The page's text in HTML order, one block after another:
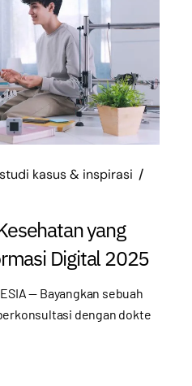
studi kasus & inspirasi
yang
Digital 2025
— Bayangkan sebuah
dengan dokte